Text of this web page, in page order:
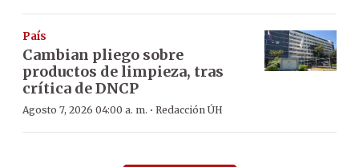
País
Cambian pliego sobre
productos de limpieza, tras
crítica de DNCP
Agosto 7, 2026 04:00 a. m. · Redacción ÚH